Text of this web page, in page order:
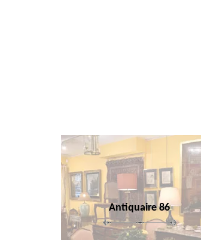
Antiquaire 86